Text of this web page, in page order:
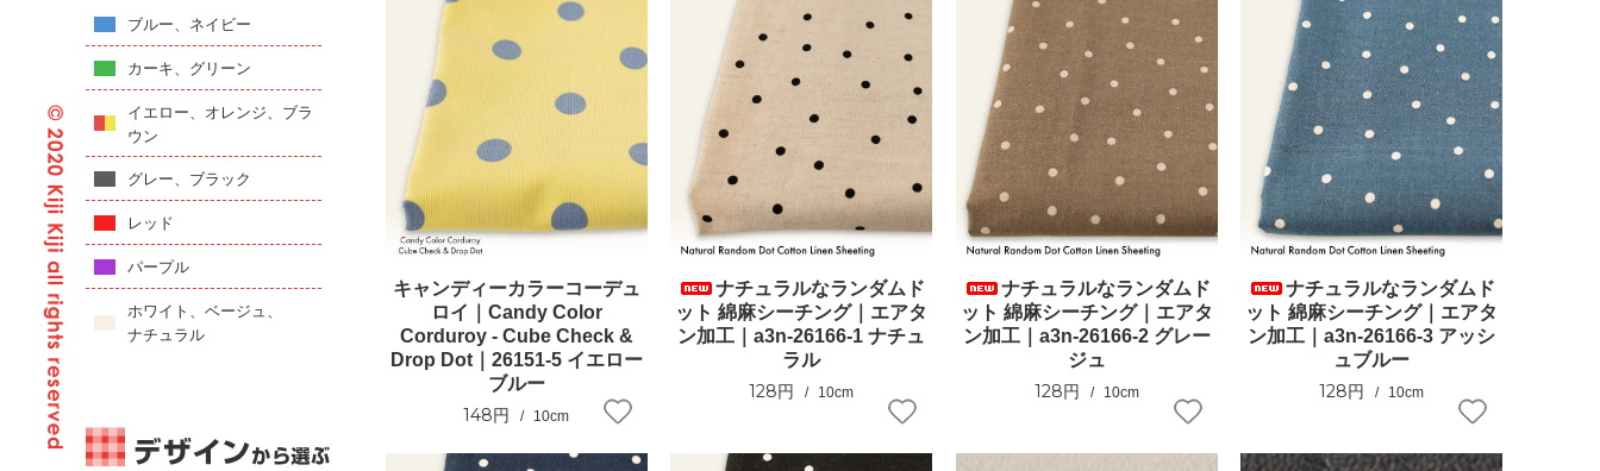
キャンディーカラーコーデュ
ロイ｜Candy Color
Corduroy - Cube Check &
Drop Dot｜26151-5 イエロー
ブルー
148円 10cm
ナチュラルなランダムド
ット 綿麻シーチング｜エアタ
ン加工｜a3n-26166-1 ナチュ
ラル
128円 10cm
ナチュラルなランダムド
ット 綿麻シーチング｜エアタ
ン加工｜a3n-26166-2 グレー
ジュ
128円 10cm
ナチュラルなランダムド
ット 綿麻シーチング｜エアタ
ン加工｜a3n-26166-3 アッシ
ュブルー
128円 10cm
ブルー、ネイビー
カーキ、グリーン
イエロー、オレンジ、ブラ
ウン
グレー、ブラック
レッド
パープル
ホワイト、ベージュ、
ナチュラル